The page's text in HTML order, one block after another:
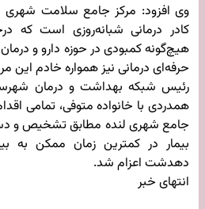
وی افزود: مرکز جامع سلامت شهری
کادر درمانی شبانه‌روزی است
هیچ‌گونه کمبودی در حوزه دارو و درمان
حرفه‌ای درمانی نیز همواره خادم این
رئیس شبکه بهداشت و درمان
همدردی با خانواده متوفی، تمامی
جامع شهری لنده مطابق تشخیص و
بیمار در کمترین زمان ممکن به
دهدشت اعزام شد.
انتهای خبر